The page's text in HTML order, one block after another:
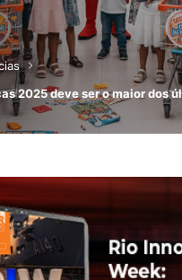
2025 deve ser o maior dos